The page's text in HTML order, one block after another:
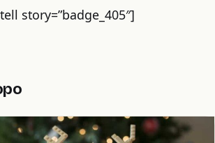
story=”badge_405″]